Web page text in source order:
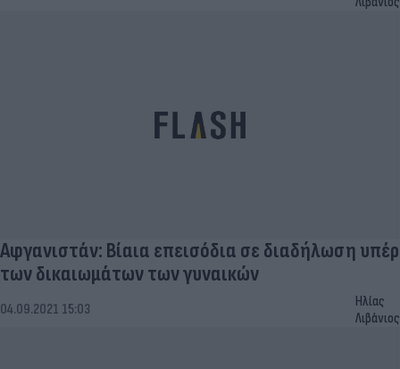
Αφγανιστάν: Βίαια επεισόδια σε διαδήλωση υπέρ
των δικαιωμάτων των γυναικών
04.09.2021 15:03
Ηλίας
Λιβάνιος